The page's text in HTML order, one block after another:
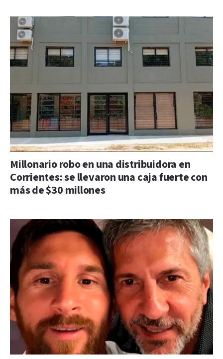
Millonario robo en una distribuidora en
Corrientes: se llevaron una caja fuerte con
más de $30 millones